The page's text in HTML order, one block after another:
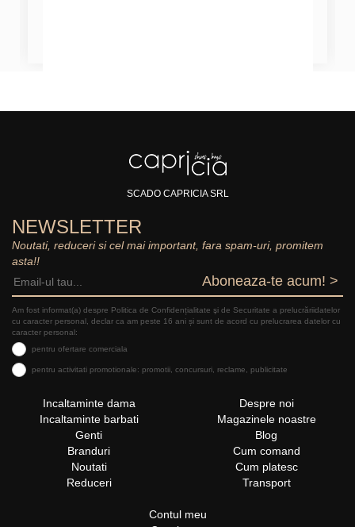
SCADO CAPRICIA SRL
NEWSLETTER
Noutati, reduceri si cel mai important, fara spam-uri, promitem
asta!!
Aboneaza-te acum! >
Am fost informat(a) despre Politica de Confidențialitate şi de Securitate a prelucrăriidatelor
cu caracter personal, declar ca am peste 16 ani și sunt de acord cu prelucrarea datelor cu
caracter personal:
pentru ofertare comerciala
pentru activitati promotionale: promotii, concursuri, reclame, publicitate
Incaltaminte dama
Incaltaminte barbati
Genti
Branduri
Noutati
Reduceri
Despre noi
Magazinele noastre
Blog
Cum comand
Cum platesc
Transport
Contul meu